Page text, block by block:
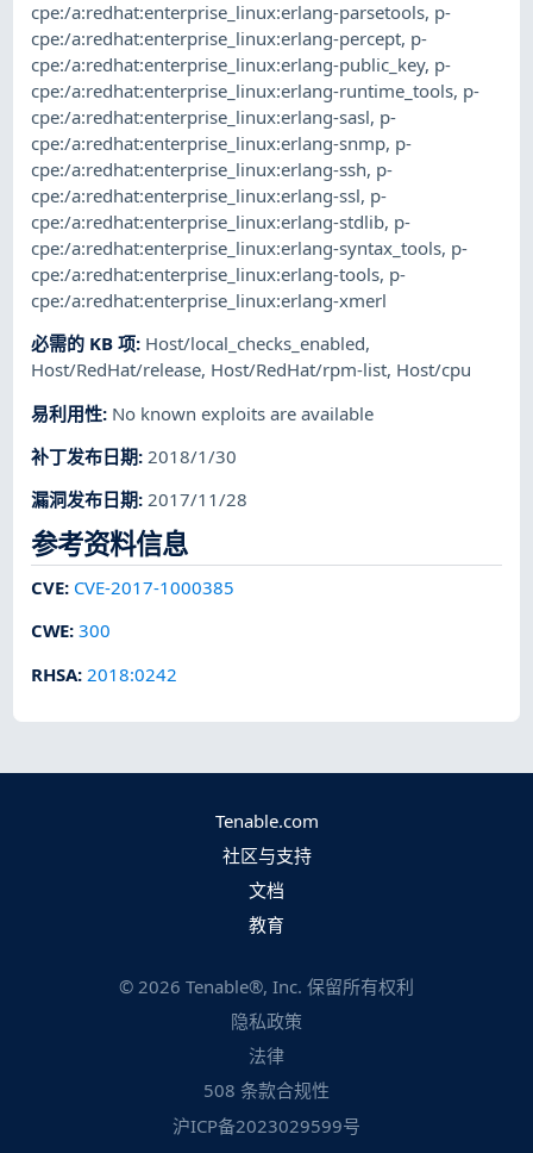
cpe:/a:redhat:enterprise_linux:erlang-parsetools, p-
cpe:/a:redhat:enterprise_linux:erlang-percept, p-
cpe:/a:redhat:enterprise_linux:erlang-public_key, p-
cpe:/a:redhat:enterprise_linux:erlang-runtime_tools, p-
cpe:/a:redhat:enterprise_linux:erlang-sasl, p-
cpe:/a:redhat:enterprise_linux:erlang-snmp, p-
cpe:/a:redhat:enterprise_linux:erlang-ssh, p-
cpe:/a:redhat:enterprise_linux:erlang-ssl, p-
cpe:/a:redhat:enterprise_linux:erlang-stdlib, p-
cpe:/a:redhat:enterprise_linux:erlang-syntax_tools, p-
cpe:/a:redhat:enterprise_linux:erlang-tools, p-
cpe:/a:redhat:enterprise_linux:erlang-xmerl
必需的 KB 项: Host/local_checks_enabled,
Host/RedHat/release, Host/RedHat/rpm-list, Host/cpu
易利用性: No known exploits are available
补丁发布日期: 2018/1/30
漏洞发布日期:2017/11/28
参考资料信息
CVE: CVE-2017-1000385
CWE:300
RHSA: 2018:0242
Tenable.com
社区与支持
文档
教育
© 2026 Tenable®, Inc. 保留所有权利
隐私政策
法律
508 条款合规性
沪ICP备2023029599号